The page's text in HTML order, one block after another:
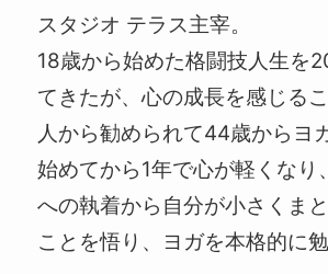
スタジオ テラス主宰。
18歳から始めた格闘技人生を
てきたが、心の成長を感じる
人から勧められて44歳からヨ
始めてから1年で心が軽くなり
への執着から自分が小さくま
ことを悟り、ヨガを本格的に勉